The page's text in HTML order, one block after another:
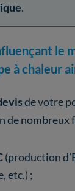
.
le
à chaleur
de votre
de nombreux
(production
etc.) ;